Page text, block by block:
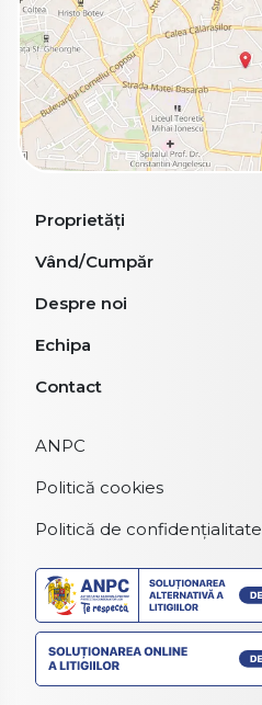
Proprietăți
Vând/Cumpăr
Despre noi
Echipa
Contact
ANPC
Politică cookies
Politică de confidențialitate